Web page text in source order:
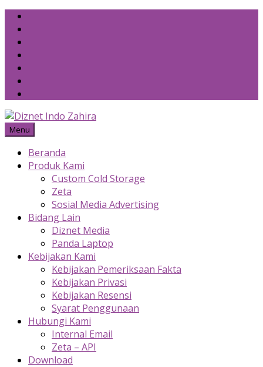
Skip
content
Menu
Beranda
Produk Kami
Custom Cold Storage
Zeta
Sosial Media Advertising
Bidang Lain
Diznet Media
Panda Laptop
Kebijakan Kami
Kebijakan Pemeriksaan Fakta
Kebijakan Privasi
Kebijakan Resensi
Syarat Penggunaan
Hubungi Kami
Internal Email
Zeta – API
Download